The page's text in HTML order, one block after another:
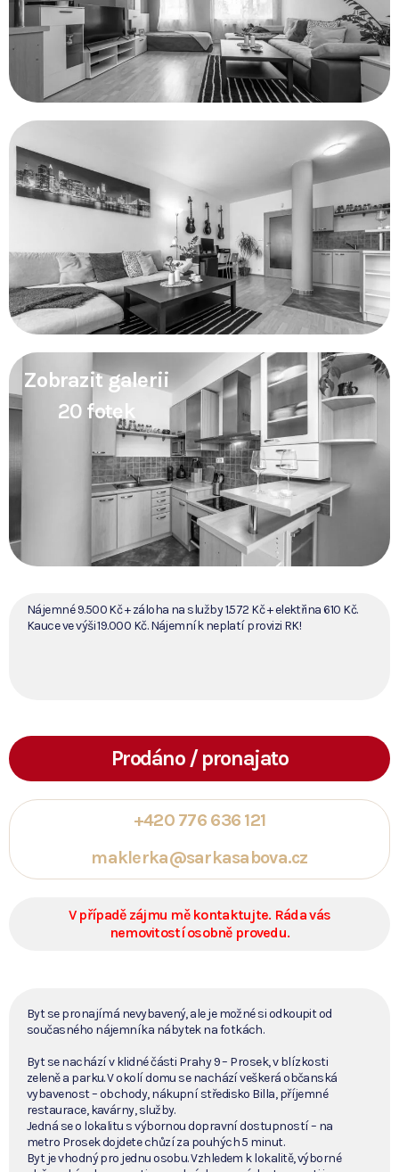
Zobrazit galerii
20 fotek
Nájemné 9.500 Kč + záloha na služby 1.572 Kč + elektřina 610 Kč.
Kauce ve výši 19.000 Kč. Nájemník neplatí provizi RK!
Prodáno / pronajato
+420 776 636 121
maklerka@sarkasabova.cz
V případě zájmu mě kontaktujte. Ráda vás
nemovitostí osobně provedu.
Byt se pronajímá nevybavený, ale je možné si odkoupit od
současného nájemníka nábytek na fotkách.
Byt se nachází v klidné části Prahy 9 – Prosek, v blízkosti
zeleně a parku. V okolí domu se nachází veškerá občanská
vybavenost – obchody, nákupní středisko Billa, příjemné
restaurace, kavárny, služby.
Jedná se o lokalitu s výbornou dopravní dostupností – na
metro Prosek dojdete chůzí za pouhých 5 minut.
Byt je vhodný pro jednu osobu. Vzhledem k lokalitě, výborné